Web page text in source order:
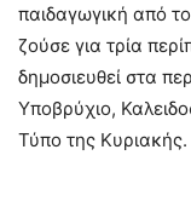
παιδαγωγική από
ζούσε για τρία
δημοσιευθεί στα
Υποβρύχιο,
Τύπο της Κυριακής.